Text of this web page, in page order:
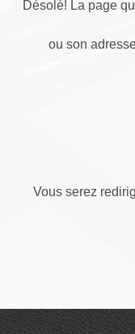
Désolé! La page
ou son
Vous serez